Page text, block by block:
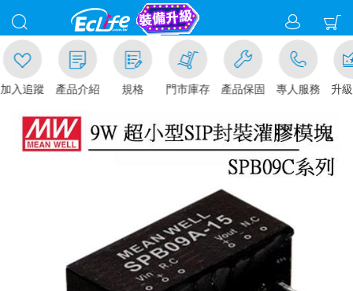
蹤 產品介紹 規格 門市庫存 產品保固 專人服務 升級金賺